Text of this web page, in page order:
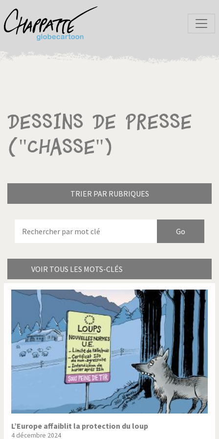
Dessins de presse
("Chasse")
TRIER PAR RUBRIQUES
VOIR TOUS LES MOTS-CLÉS
Bienvenue en Italie
Bye Biden! Catholique ou pas très?
Chère énergie! Crise grecque
Cybermonde
Du printemps arabe à
l'hiver
Election présidentielle US Guerre en Syrie
Hopp Deutschland Israël - Palestine
L'Amérique et les armes L'Iran tremble
La Chine et nous
La Corée du Nord: guerre ou
paix?
L’Europe affaiblit la protection du loup
4 décembre 2024